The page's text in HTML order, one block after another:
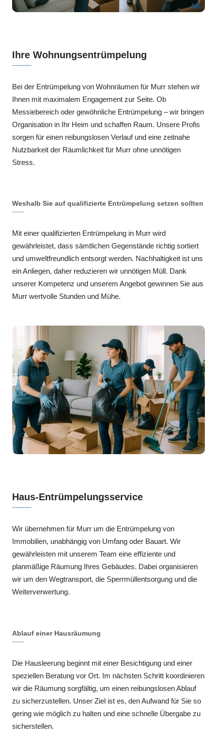
Ihre Wohnungsentrümpelung
Bei der Entrümpelung von Wohnräumen für Murr stehen wir
Ihnen mit maximalem Engagement zur Seite. Ob
Messiebereich oder gewöhnliche Entrümpelung – wir bringen
Organisation in Ihr Heim und schaffen Raum. Unsere Profis
sorgen für einen reibungslosen Verlauf und eine zeitnahe
Nutzbarkeit der Räumlichkeit für Murr ohne unnötigen
Stress.
Weshalb Sie auf qualifizierte Entrümpelung setzen sollten
Mit einer qualifizierten Entrümpelung in Murr wird
gewährleistet, dass sämtlichen Gegenstände richtig sortiert
und umweltfreundlich entsorgt werden. Nachhaltigkeit ist uns
ein Anliegen, daher reduzieren wir unnötigen Müll. Dank
unserer Kompetenz und unserem Angebot gewinnen Sie aus
Murr wertvolle Stunden und Mühe.
Haus-Entrümpelungsservice
Wir übernehmen für Murr um die Entrümpelung von
Immobilien, unabhängig von Umfang oder Bauart. Wir
gewährleisten mit unserem Team eine effiziente und
planmäßige Räumung Ihres Gebäudes. Dabei organisieren
wir um den Wegtransport, die Sperrmüllentsorgung und die
Weiterverwertung.
Ablauf einer Hausräumung
Die Hausleerung beginnt mit einer Besichtigung und einer
speziellen Beratung vor Ort. Im nächsten Schritt koordinieren
wir die Räumung sorgfältig, um einen reibungslosen Ablauf
zu sicherzustellen. Unser Ziel ist es, den Aufwand für Sie so
gering wie möglich zu halten und eine schnelle Übergabe zu
sicherstellen.